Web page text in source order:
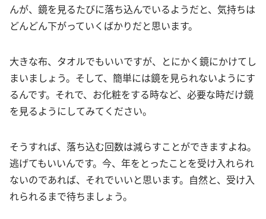
んが、鏡を見るたびに落ち込んでいるようだと、気持ちは
どんどん下がっていくばかりだと思います。
大きな布、タオルでもいいですが、とにかく鏡にかけてし
まいましょう。そして、簡単には鏡を見られないようにす
るんです。それで、お化粧をする時など、必要な時だけ鏡
を見るようにしてみてください。
そうすれば、落ち込む回数は減らすことができますよね。
逃げてもいいんです。今、年をとったことを受け入れられ
ないのであれば、それでいいと思います。自然と、受け入
れられるまで待ちましょう。